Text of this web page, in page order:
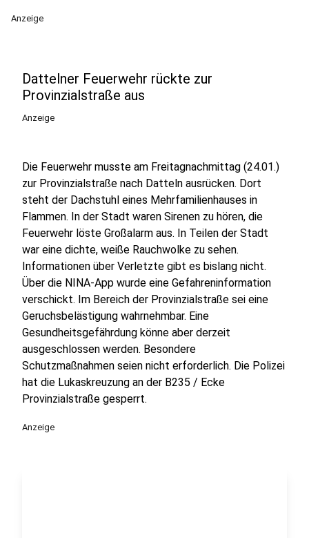
Anzeige
Dattelner Feuerwehr rückte zur
Provinzialstraße aus
Anzeige
Die Feuerwehr musste am Freitagnachmittag (24.01.)
zur Provinzialstraße nach Datteln ausrücken. Dort
steht der Dachstuhl eines Mehrfamilienhauses in
Flammen. In der Stadt waren Sirenen zu hören, die
Feuerwehr löste Großalarm aus. In Teilen der Stadt
war eine dichte, weiße Rauchwolke zu sehen.
Informationen über Verletzte gibt es bislang nicht.
Über die NINA-App wurde eine Gefahreninformation
verschickt. Im Bereich der Provinzialstraße sei eine
Geruchsbelästigung wahrnehmbar. Eine
Gesundheitsgefährdung könne aber derzeit
ausgeschlossen werden. Besondere
Schutzmaßnahmen seien nicht erforderlich. Die Polizei
hat die Lukaskreuzung an der B235 / Ecke
Provinzialstraße gesperrt.
Anzeige